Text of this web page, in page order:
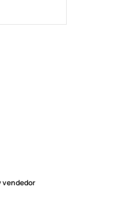
vendedor